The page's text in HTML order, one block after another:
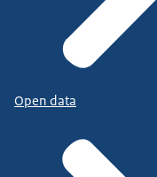
Open data